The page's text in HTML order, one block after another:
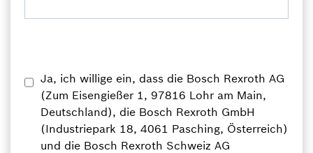
Ja, ich willige ein, dass die Bosch Rexroth AG
(Zum Eisengießer 1, 97816 Lohr am Main,
Deutschland), die Bosch Rexroth GmbH
(Industriepark 18, 4061 Pasching, Österreich)
und die Bosch Rexroth Schweiz AG